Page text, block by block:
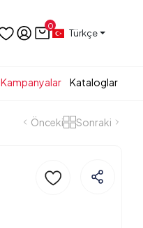
0
Türkçe
Kampanyalar Kataloglar
Önceki Sonraki